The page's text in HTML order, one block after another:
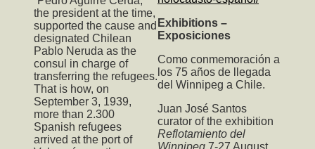
the president at the time,
supported the cause and
designated Chilean
Pablo Neruda as the
consul in charge of
transferring the refugees.
That is how, on
September 3, 1939,
more than 2.300
Spanish refugees
arrived at the port of
Exhibitions –
Exposiciones
Como conmemoración a
los 75 años de llegada
del Winnipeg a Chile.
Juan José Santos
curator of the exhibition
Reflotamiento del